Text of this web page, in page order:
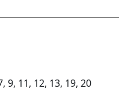
9, 11, 12, 13, 19, 20